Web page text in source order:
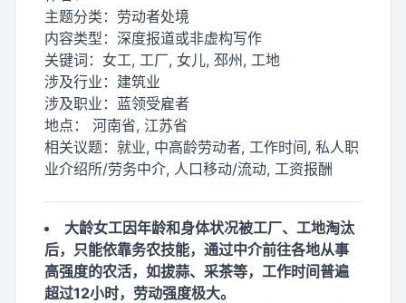
主题分类： 劳动者处境
内容类型： 深度报道或非虚构写作
关键词： 女工, 工厂, 女儿, 邳州, 工地
涉及行业： 建筑业
涉及职业： 蓝领受雇者
地点： 河南省, 江苏省
相关议题： 就业, 中高龄劳动者, 工作时间, 私人职
业介绍所/劳务中介, 人口移动/流动, 工资报酬
大龄女工因年龄和身体状况被工厂、工地淘汰
后，只能依靠务农技能，通过中介前往各地从事
高强度的农活，如拔蒜、采茶等，工作时间普遍
超过12小时，劳动强度极大。